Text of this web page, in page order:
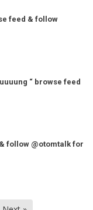
feed & follow
“ browse feed
follow @otomtalk for